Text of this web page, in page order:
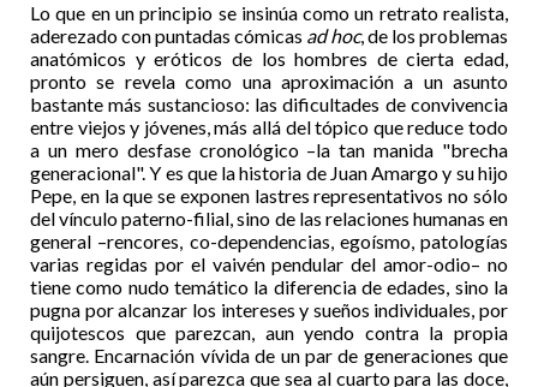
Lo que en un principio se insinúa como un retrato realista,
aderezado con puntadas cómicas ad hoc, de los problemas
anatómicos y eróticos de los hombres de cierta edad,
pronto se revela como una aproximación a un asunto
bastante más sustancioso: las dificultades de convivencia
entre viejos y jóvenes, más allá del tópico que reduce todo
a un mero desfase cronológico –la tan manida "brecha
generacional". Y es que la historia de Juan Amargo y su hijo
Pepe, en la que se exponen lastres representativos no sólo
del vínculo paterno-filial, sino de las relaciones humanas en
general –rencores, co-dependencias, egoísmo, patologías
varias regidas por el vaivén pendular del amor-odio– no
tiene como nudo temático la diferencia de edades, sino la
pugna por alcanzar los intereses y sueños individuales, por
quijotescos que parezcan, aun yendo contra la propia
sangre. Encarnación vívida de un par de generaciones que
aún persiguen, así parezca que sea al cuarto para las doce,